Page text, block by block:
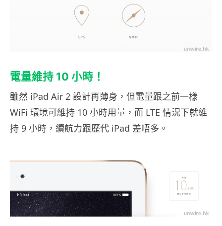
電量維持 10 小時！
雖然 iPad Air 2 設計再薄身，但電量跟之前一樣
WiFi 環境可維持 10 小時用量，而 LTE 情況下就維
持 9 小時，續航力跟歷代 iPad 差唔多。